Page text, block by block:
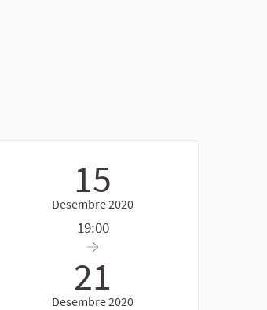
15
Desembre 2020
19:00
21
Desembre 2020